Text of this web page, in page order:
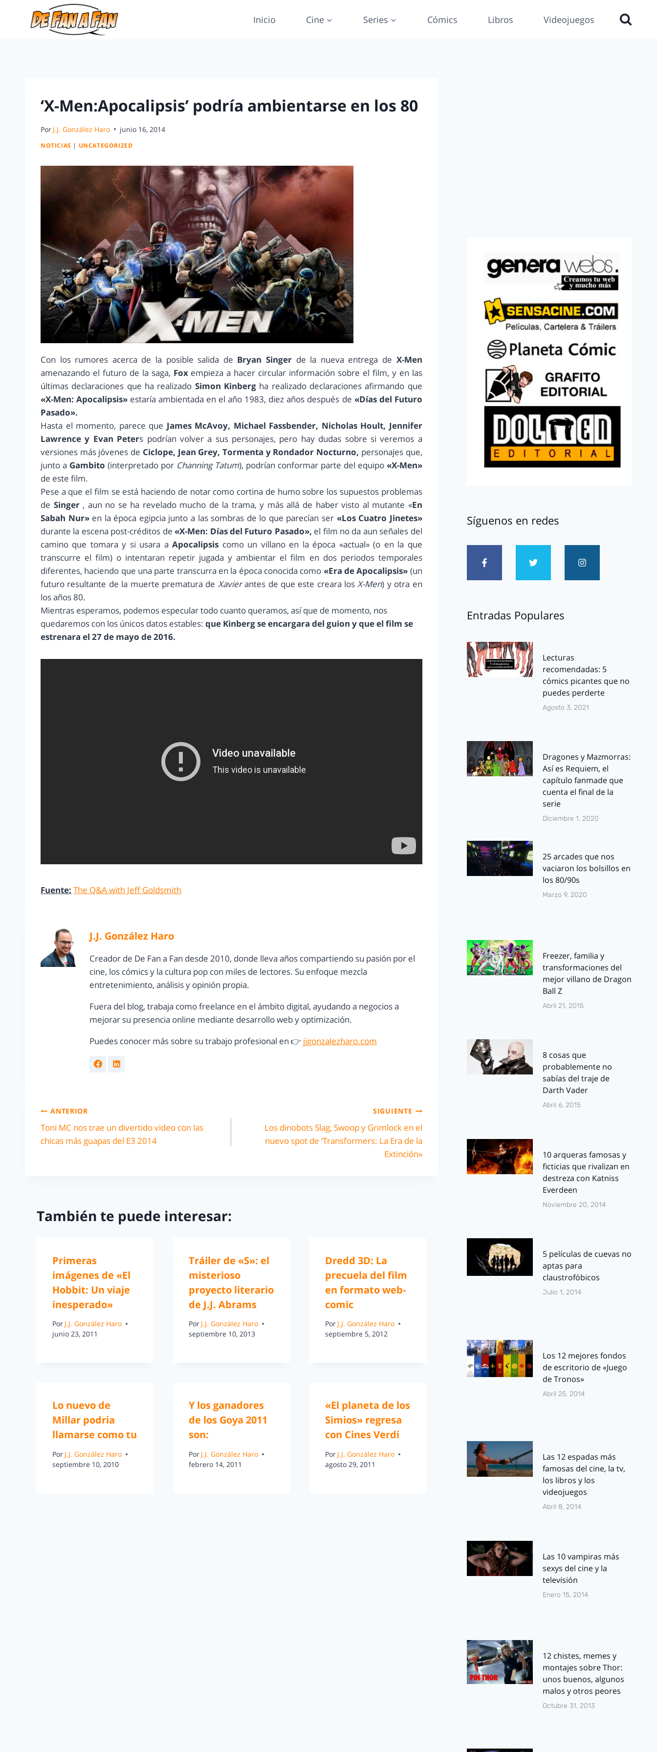
Inicio Cine Series Cómics Libros Videojuegos
‘X-Men:Apocalipsis’ podría ambientarse en los 80
Por J.J. González Haro junio 16, 2014
NOTICIAS | UNCATEGORIZED
Con los rumores acerca de la posible salida de Bryan Singer de la nueva entrega de X-Men
amenazando el futuro de la saga, Fox empieza a hacer circular información sobre el film, y en las
últimas declaraciones que ha realizado Simon Kinberg ha realizado declaraciones afirmando que
«X-Men: Apocalipsis» estaría ambientada en el año 1983, diez años después de «Días del Futuro
Pasado».
Hasta el momento, parece que James McAvoy, Michael Fassbender, Nicholas Hoult, Jennifer
Lawrence y Evan Peters podrían volver a sus personajes, pero hay dudas sobre si veremos a
versiones más jóvenes de Ciclope, Jean Grey, Tormenta y Rondador Nocturno, personajes que,
junto a Gambito (interpretado por Channing Tatum), podrían conformar parte del equipo«X-Men»
de este film.
Pese a que el film se está haciendo de notar como cortina de humo sobre los supuestos problemas
de Singer , aun no se ha revelado mucho de la trama, y más allá de haber visto al mutante «En
Sabah Nur» en la época egipcia junto a las sombras de lo que parecían ser «Los Cuatro Jinetes»
durante la escena post-créditos de «X-Men: Días del Futuro Pasado», el film no da aun señales del
camino que tomara y si usara aApocalipsis como un villano en la época «actual» (o en la que
transcurre el film) o intentaran repetir jugada y ambientar el film en dos periodos temporales
diferentes, haciendo que una parte transcurra en la época conocida como «Era de Apocalipsis» (un
futuro resultante de la muerte prematura de Xavierantes de que este creara los X-Men) y otra en
los años 80.
Mientras esperamos, podemos especular todo cuanto queramos, así que de momento, nos
quedaremos con los únicos datos estables: que Kinberg se encargara del guion y que el film se
estrenara el 27 de mayo de 2016.
Fuente: The Q&A with Jeff Goldsmith
J.J. González Haro
Creador de De Fan a Fan desde 2010, donde lleva años compartiendo su pasión por el
cine, los cómics y la cultura pop con miles de lectores. Su enfoque mezcla
entretenimiento, análisis y opinión propia.
Fuera del blog, trabaja como freelance en el ámbito digital, ayudando a negocios a
mejorar su presencia online mediante desarrollo web y optimización.
Puedes conocer más sobre su trabajo profesional en 👉 jjgonzalezharo.com
ANTERIOR
Toni MC nos trae un divertido video con las
chicas más guapas del E3 2014
SIGUIENTE
Los dinobots Slag, Swoop y Grimlock en el
nuevo spot de ‘Transformers: La Era de la
Extinción»
También te puede interesar:
Primeras
imágenes de «El
Hobbit: Un viaje
inesperado»
Por J.J. González Haro
junio 23, 2011
Tráiler de «S»: el
misterioso
proyecto literario
de J.J. Abrams
Por J.J. González Haro
septiembre 10, 2013
Dredd 3D: La
precuela del film
en formato web-
comic
Por J.J. González Haro
septiembre 5, 2012
Lo nuevo de
Millar podria
llamarse como tu
Por J.J. González Haro
septiembre 10, 2010
Y los ganadores
de los Goya 2011
son:
Por J.J. González Haro
febrero 14, 2011
«El planeta de los
Simios» regresa
con Cines Verdi
Por J.J. González Haro
agosto 29, 2011
Síguenos en redes
Entradas Populares
Lecturas
recomendadas: 5
cómics picantes que no
puedes perderte
Agosto 3, 2021
Dragones y Mazmorras:
Así es Requiem, el
capítulo fanmade que
cuenta el final de la
serie
Diciembre 1, 2020
25 arcades que nos
vaciaron los bolsillos en
los 80/90s
Marzo 9, 2020
Freezer, familia y
transformaciones del
mejor villano de Dragon
Ball Z
Abril 21, 2015
8 cosas que
probablemente no
sabías del traje de
Darth Vader
Abril 6, 2015
10 arqueras famosas y
ficticias que rivalizan en
destreza con Katniss
Everdeen
Noviembre 20, 2014
5 películas de cuevas no
aptas para
claustrofóbicos
Julio 1, 2014
Los 12 mejores fondos
de escritorio de «Juego
de Tronos»
Abril 25, 2014
Las 12 espadas más
famosas del cine, la tv,
los libros y los
videojuegos
Abril 8, 2014
Las 10 vampiras más
sexys del cine y la
televisión
Enero 15, 2014
12 chistes, memes y
montajes sobre Thor:
unos buenos, algunos
malos y otros peores
Octubre 31, 2013